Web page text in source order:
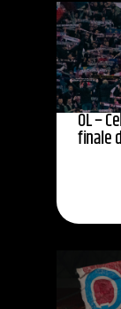
OL –
finale